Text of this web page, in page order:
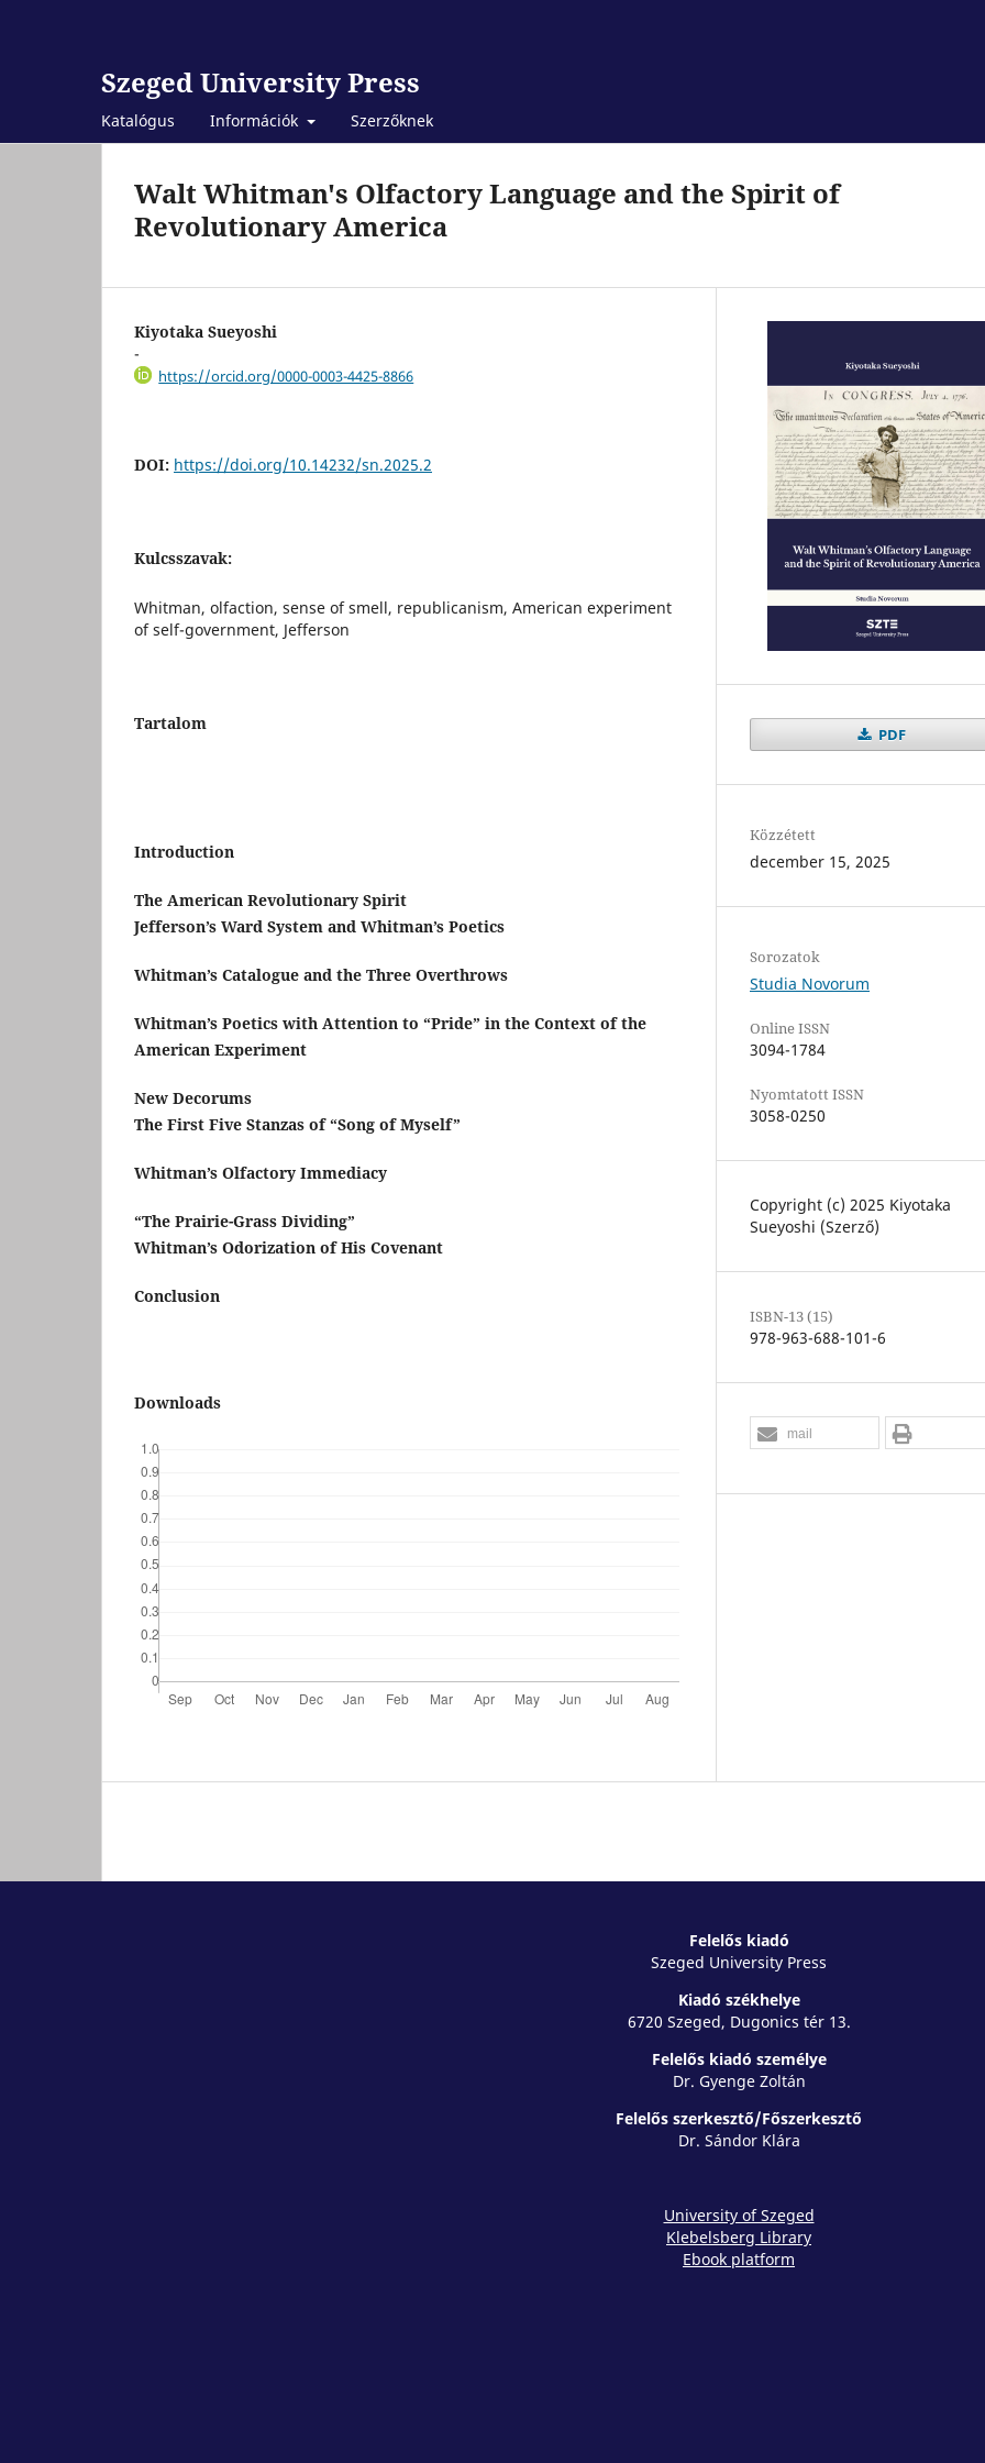
Szeged University Press
Katalógus Információk Szerzőknek
Walt Whitman's Olfactory Language and the Spirit of
Revolutionary America
Kiyotaka Sueyoshi
-
https://orcid.org/0000-0003-4425-8866
DOI: https://doi.org/10.14232/sn.2025.2
Kulcsszavak:
Whitman, olfaction, sense of smell, republicanism, American experiment
of self-government, Jefferson
Tartalom
Introduction
The American Revolutionary Spirit
Jefferson’s Ward System and Whitman’s Poetics
Whitman’s Catalogue and the Three Overthrows
Whitman’s Poetics with Attention to “Pride” in the Context of the
American Experiment
New Decorums
The First Five Stanzas of “Song of Myself”
Whitman’s Olfactory Immediacy
“The Prairie-Grass Dividing”
Whitman’s Odorization of His Covenant
Conclusion
Downloads
PDF
Közzétett
december 15, 2025
Sorozatok
Studia Novorum
Online ISSN
3094-1784
Nyomtatott ISSN
3058-0250
Copyright (c) 2025 Kiyotaka
Sueyoshi (Szerző)
ISBN-13 (15)
978-963-688-101-6
mail
Felelős kiadó
Szeged University Press
Kiadó székhelye
6720 Szeged, Dugonics tér 13.
Felelős kiadó személye
Dr. Gyenge Zoltán
Felelős szerkesztő/Főszerkesztő
Dr. Sándor Klára
University of Szeged
Klebelsberg Library
Ebook platform